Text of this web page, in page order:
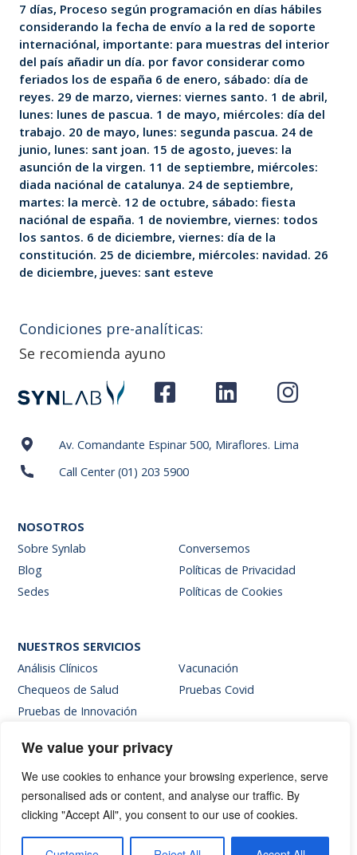
We value your privacy
We use cookies to enhance your browsing experience, serve
personalised ads or content, and analyse our traffic. By
clicking "Accept All", you consent to our use of cookies.
7 días, Proceso según programación en días hábiles
considerando la fecha de envío a la red de soporte
internaciónal, importante: para muestras del interior
del país añadir un día. por favor considerar como
feriados los de españa 6 de enero, sábado: día de
reyes. 29 de marzo, viernes: viernes santo. 1 de abril,
lunes: lunes de pascua. 1 de mayo, miércoles: día del
trabajo. 20 de mayo, lunes: segunda pascua. 24 de
junio, lunes: sant joan. 15 de agosto, jueves: la
asunción de la virgen. 11 de septiembre, miércoles:
diada naciónal de catalunya. 24 de septiembre,
martes: la mercè. 12 de octubre, sábado: fiesta
naciónal de españa. 1 de noviembre, viernes: todos
los santos. 6 de diciembre, viernes: día de la
constitución. 25 de diciembre, miércoles: navidad. 26
de diciembre, jueves: sant esteve
Condiciones pre-analíticas:
Se recomienda ayuno
Av. Comandante Espinar 500, Miraflores. Lima
Call Center (01) 203 5900
NOSOTROS
Sobre Synlab
Blog
Sedes
Conversemos
Políticas de Privacidad
Políticas de Cookies
NUESTROS SERVICIOS
Análisis Clínicos
Chequeos de Salud
Pruebas de Innovación
Vacunación
Pruebas Covid
Web de resultados